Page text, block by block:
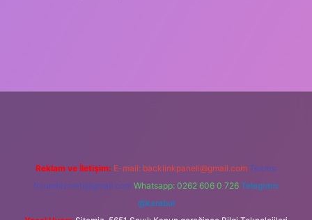
Reklam ve İletişim: E-mail: backlinkpaneli@gmail.com Teams:
forumhizmeti@gmail.com Whatsapp: 0262 606 0 726 Telegram:
@karabul